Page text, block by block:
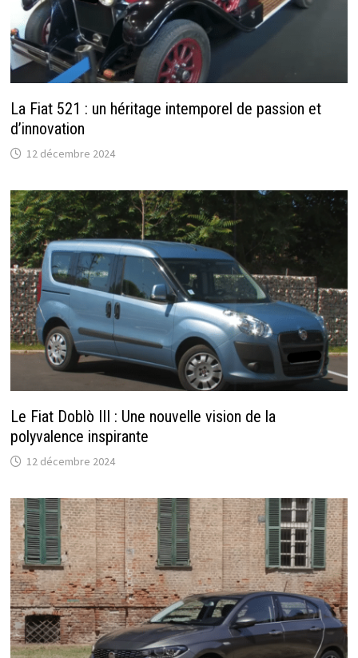
La Fiat 521 : un héritage intemporel de passion et
d’innovation
12 décembre 2024
Le Fiat Doblò III : Une nouvelle vision de la
polyvalence inspirante
12 décembre 2024